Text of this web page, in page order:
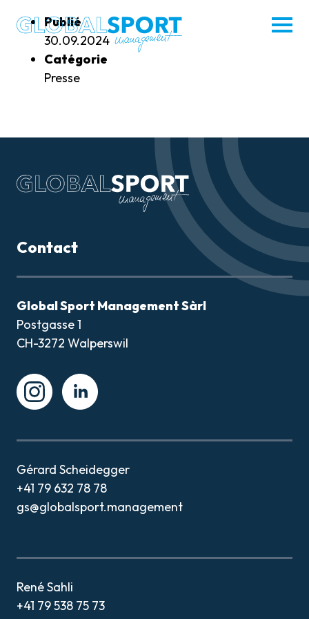
Menü
öffnen
ACTUALITÉS
CONTACT
Publié
30.09.2024
Catégorie
Presse
Contact
Global Sport Management Sàrl
Postgasse 1
CH-3272 Walperswil
InstagramInstagram
Gérard Scheidegger
+41 79 632 78 78
gs@globalsport.management
René Sahli
+41 79 538 75 73